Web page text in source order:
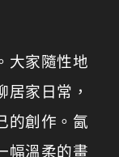
大家隨性地
家日常，
的創作。氤
幅溫柔的畫